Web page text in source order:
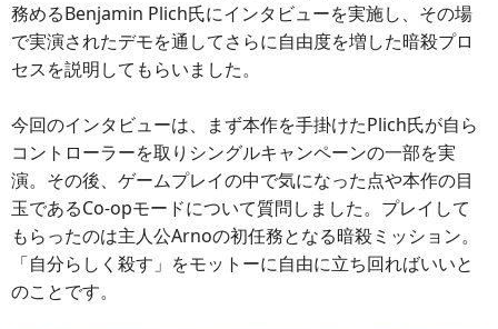
務めるBenjamin Plich氏にインタビューを実施し、その場
で実演されたデモを通してさらに自由度を増した暗殺プロ
セスを説明してもらいました。
今回のインタビューは、まず本作を手掛けたPlich氏が自ら
コントローラーを取りシングルキャンペーンの一部を実
演。その後、ゲームプレイの中で気になった点や本作の目
玉であるCo-opモードについて質問しました。プレイして
もらったのは主人公Arnoの初任務となる暗殺ミッション。
「自分らしく殺す」をモットーに自由に立ち回ればいいと
のことです。